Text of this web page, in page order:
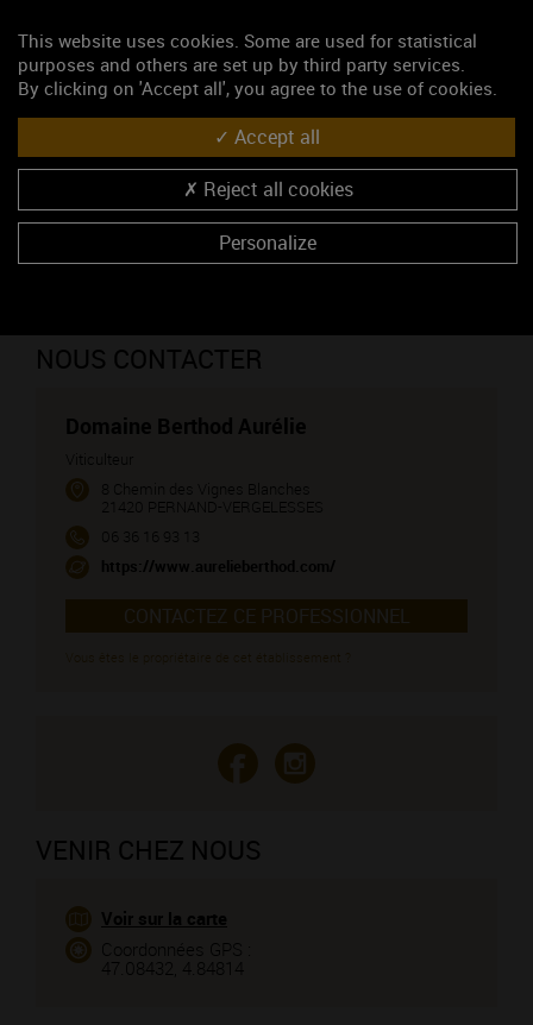
CREMANT DE BOURGOGNE (vin blanc)
PERNAND-VERGELESSES (vin rouge)
PERNAND-VERGELESSES 1ER CRU - Creux de la Net (vin
PERNAND-VERGELESSES 1ER CRU - Les Fichots (vin rouge)
PERNAND-VERGELESSES (vin blanc)
PERNAND-VERGELESSES 1ER CRU - Creux de la Net (vin
NOUS CONTACTER
Domaine Berthod Aurélie
Viticulteur
8 Chemin des Vignes Blanches
21420 PERNAND-VERGELESSES
06 36 16 93 13
https://www.aurelieberthod.com/
CONTACTEZ CE PROFESSIONNEL
VENIR CHEZ NOUS
Voir sur la carte
Coordonnées GPS :
47.08432, 4.84814
This website uses cookies. Some are used for statistical
purposes and others are set up by third party services.
By clicking on 'Accept all', you agree to the use of cookies.
Accept all
Reject all cookies
Personalize